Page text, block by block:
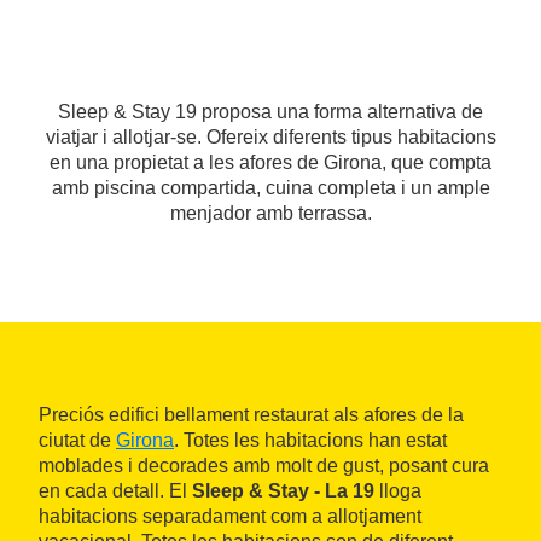
Sleep & Stay 19 proposa una forma alternativa de
viatjar i allotjar-se. Ofereix diferents tipus habitacions
en una propietat a les afores de Girona, que compta
amb piscina compartida, cuina completa i un ample
menjador amb terrassa.
Preciós edifici bellament restaurat als afores de la
ciutat de Girona. Totes les habitacions han estat
moblades i decorades amb molt de gust, posant cura
en cada detall. El Sleep & Stay - La 19 lloga
habitacions separadament com a allotjament